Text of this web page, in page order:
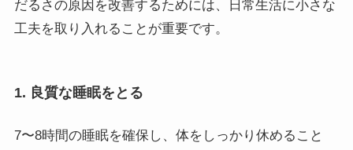
だるさの原因を改善するためには、日常生活に小さな
工夫を取り入れることが重要です。
1. 良質な睡眠をとる
7〜8時間の睡眠を確保し、体をしっかり休めること